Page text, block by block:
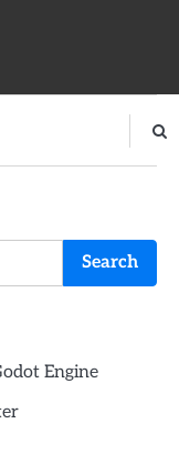
Search
Engine